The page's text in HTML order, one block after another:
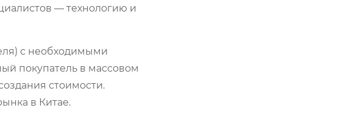
— технологию и
с необходимыми
покупатель в массовом
стоимости.
в Китае.